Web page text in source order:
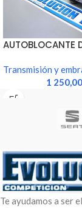
AUTOBLOCANTE
Transmisión y
1 250,00
Te ayudamos a ser